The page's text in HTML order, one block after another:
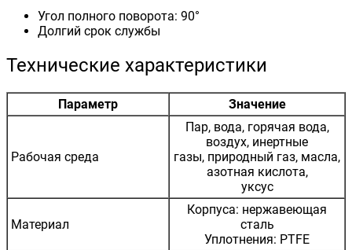
Угол полного поворота: 90°
Долгий срок службы
Технические характеристики
Параметр Значение
Рабочая среда
Пар, вода, горячая вода,
воздух, инертные
газы, природный газ, масла,
азотная кислота,
уксус
Материал
Корпуса: нержавеющая
сталь
Уплотнения: PTFE